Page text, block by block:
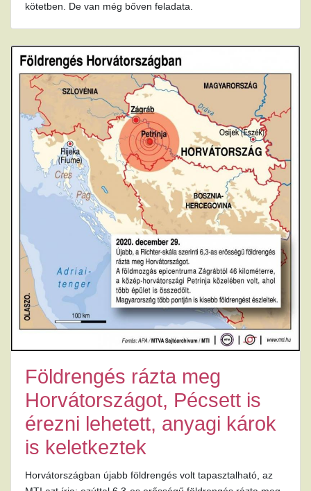
kötetben. De van még bőven feladata.
Földrengés rázta meg
Horvátországot, Pécsett is
érezni lehetett, anyagi károk
is keletkeztek
Horvátországban újabb földrengés volt tapasztalható, az